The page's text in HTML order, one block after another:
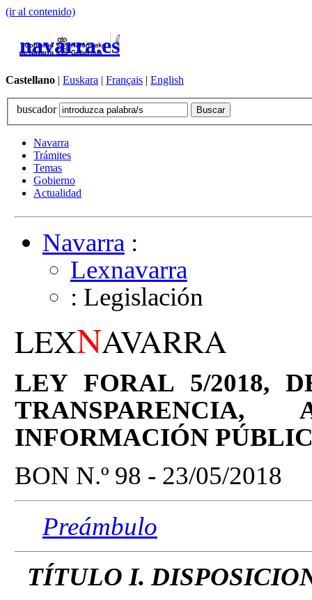
(ir al contenido)
navarra.es
Castellano | Euskara | Français | English
buscador
Navarra
Trámites
Temas
Gobierno
Actualidad
Navarra:
Lexnavarra
: Legislación
LEXNAVARRA
LEY FORAL 5/2018,
INFORMACIÓN
BON N.º 98 - 23/05/2018
Preámbulo
TÍTULO I.